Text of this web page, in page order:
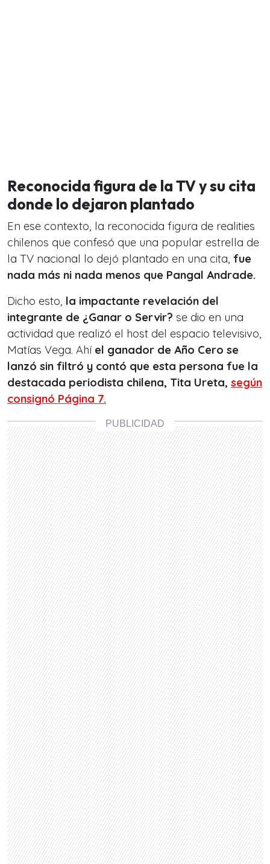
Reconocida figura de la TV y su cita
donde lo dejaron plantado
En ese contexto, la reconocida figura de realities
chilenos que confesó que una popular estrella de
la TV nacional lo dejó plantado en una cita, fue
nada más ni nada menos que Pangal Andrade.
Dicho esto, la impactante revelación del
integrante de ¿Ganar o Servir? se dio en una
actividad que realizó el host del espacio televisivo,
Matías Vega. Ahí el ganador de Año Cero se
lanzó sin filtró y contó que esta persona fue la
destacada periodista chilena, Tita Ureta, según
consignó Página 7.